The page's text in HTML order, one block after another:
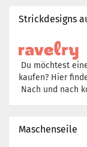
Strickdesigns
Du möchtest
kaufen? Hier
Nach und nach
Maschenseile